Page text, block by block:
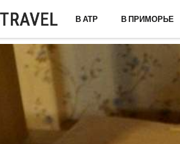
В АТР В ПРИМОРЬЕ